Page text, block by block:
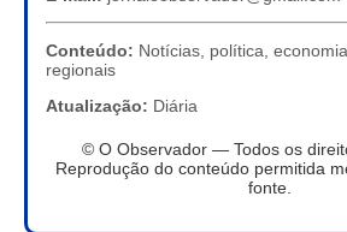
Conteúdo: Notícias, política,
regionais
Atualização: Diária
© O Observador — Todos os
Reprodução do conteúdo permitida
fonte.